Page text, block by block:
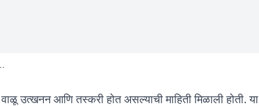
उत्खनन आणि तस्करी होत असल्याची माहिती मिळाली होती. या